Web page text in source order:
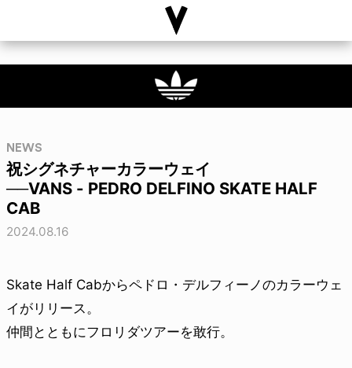
NEWS
祝シグネチャーカラーウェイ
──VANS - PEDRO DELFINO SKATE HALF
CAB
2024.08.16
Skate Half Cabからペドロ・デルフィーノのカラーウェ
イがリリース。
仲間とともにフロリダツアーを敢行。